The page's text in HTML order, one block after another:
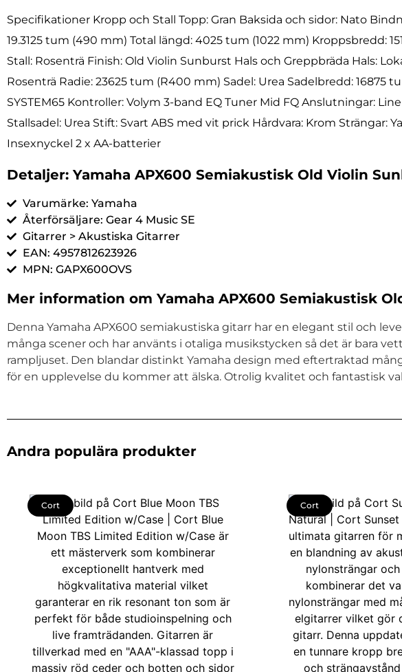
Specifikationer Kropp och Stall Topp: Gran Baksida och sidor: Nato
19.3125 tum (490 mm) Total längd: 4025 tum (1022 mm) Kroppsbredd:
Stall: Rosenträ Finish: Old Violin Sunburst Hals och Greppbräda Hals:
Rosenträ Radie: 23625 tum (R400 mm) Sadel: Urea Sadelbredd:
SYSTEM65 Kontroller: Volym 3-band EQ Tuner Mid FQ Anslutningar:
Stallsadel: Urea Stift: Svart ABS med vit prick Hårdvara: Krom Strängar:
Insexnyckel 2 x AA-batterier
Detaljer: Yamaha APX600 Semiakustisk Old Violin
Varumärke: Yamaha
Återförsäljare: Gear 4 Music SE
Gitarrer > Akustiska Gitarrer
EAN: 4957812623926
MPN: GAPX600OVS
Mer information om Yamaha APX600 Semiakustisk
Denna Yamaha APX600 semiakustiska gitarr har en elegant stil och
många scener och har använts i otaliga musikstycken så det är bara
rampljuset. Den blandar distinkt Yamaha design med eftertraktad
för en upplevelse du kommer att älska. Otrolig kvalitet och fantastisk
Andra populära produkter
Cort Cort